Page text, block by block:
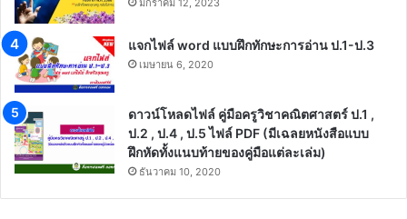
มกราคม 12, 2023
แจกไฟล์ word แบบฝึกทักษะการอ่าน ป.1-ป.3
เมษายน 6, 2020
ดาวน์โหลดไฟล์ คู่มือครูวิชาคณิตศาสตร์ ป.1 ,
ป.2 , ป.4 , ป.5 ไฟล์ PDF (มีเฉลยหนังสือแบบ
ฝึกหัดทั้งแนบท้ายของคู่มือแต่ละเล่ม)
ธันวาคม 10, 2020